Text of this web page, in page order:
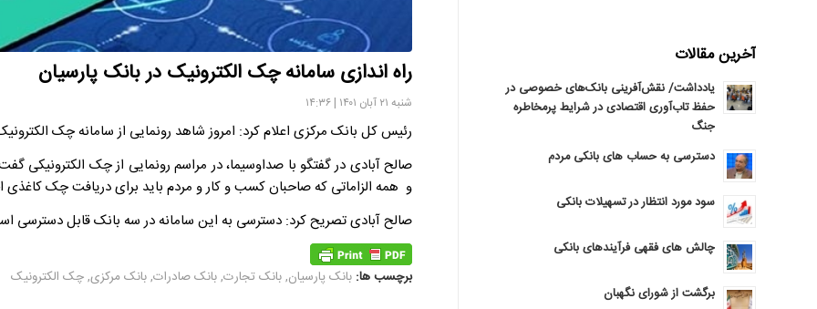
راه اندازی سامانه چک الکترونیک در بانک پارسیان
شنبه ۲۱ آبان ۱۴۰۱ | ۱۴:۳۶
رئیس کل بانک مرکزی اعلام کرد: امروز شاهد رونمایی از سامانه چک
صالح آبادی در گفتگو با صداوسیما، در مراسم رونمایی از چک
و همه الزاماتی که صاحبان کسب و کار و مردم باید برای دریافت چک کاغذی
صالح آبادی تصریح کرد: دسترسی به این سامانه در سه بانک قابل دسترسی
برچسب ها: بانک پارسیان,بانک تجارت,بانک صادرات,بانک مرکزی,چک الکترونیک
آخرین مقالات
یادداشت/ نقش‌آفرینی بانک‌های خصوصی در
حفظ تاب‌آوری اقتصادی در شرایط پرمخاطره
جنگ
دسترسی به حساب های بانکی مردم
سود مورد انتظار در تسهیلات بانکی
چالش های فقهی فرآیندهای بانکی
برگشت از شورای نگهبان